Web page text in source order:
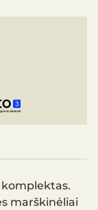
marškinėliai